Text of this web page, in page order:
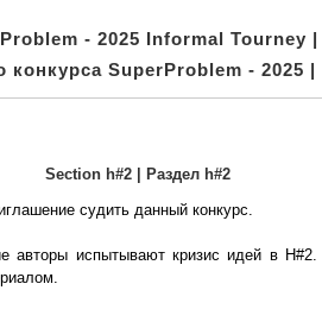
- 2025 Informal Tourney |
конкурса SuperProblem - 2025
Section h#2 | Раздел h#2
судить данный конкурс.
авторы испытывают кризис идей в